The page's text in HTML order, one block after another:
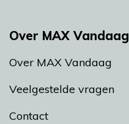
Over MAX Vandaag
Over MAX Vandaag
Veelgestelde vragen
Contact